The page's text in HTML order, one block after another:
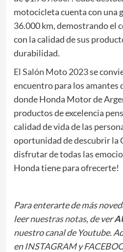
motocicleta cuenta con una
36.000 km, demostrando el
con la calidad de sus
durabilidad.
El Salón Moto 2023se
encuentro para los amantes
donde Honda Motor de
productos de excelencia
calidad de vida de las
oportunidad de descubrir la
disfrutar de todas las
Honda tiene para ofrecerte!
Para enterarte de más
leernuestras notas, de ver
nuestro canal de Youtube.
enINSTAGRAMy